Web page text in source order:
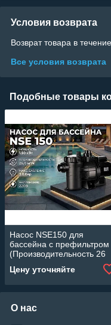
Условия возврата
Возврат товара в
Все условия возврата
Подобные товары
Насос NSE150 для
бассейна c префильтром
(Производительность 26
Цену уточняйте
О нас